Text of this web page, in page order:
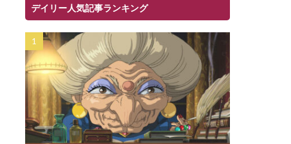
デイリー人気記事ランキング